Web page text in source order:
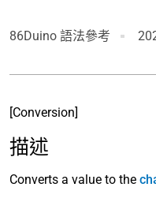
86Duino 語法參考
[Conversion]
描述
Converts a value to the